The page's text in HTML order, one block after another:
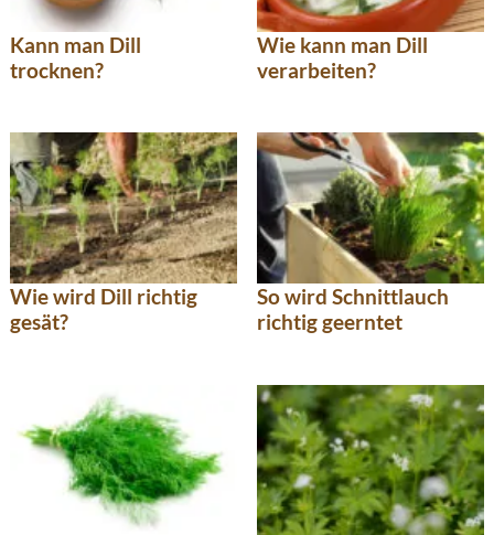
Kann man Dill
trocknen?
Wie kann man Dill
verarbeiten?
Wie wird Dill richtig
gesät?
So wird Schnittlauch
richtig geerntet